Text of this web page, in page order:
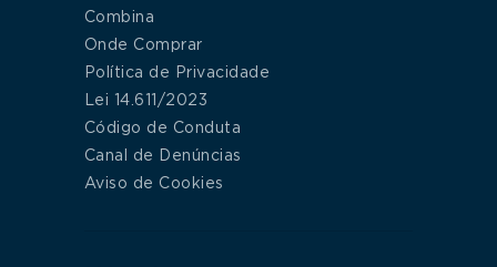
Combina
Onde Comprar
Política de Privacidade
Lei 14.611/2023
Código de Conduta
Canal de Denúncias
Aviso de Cookies